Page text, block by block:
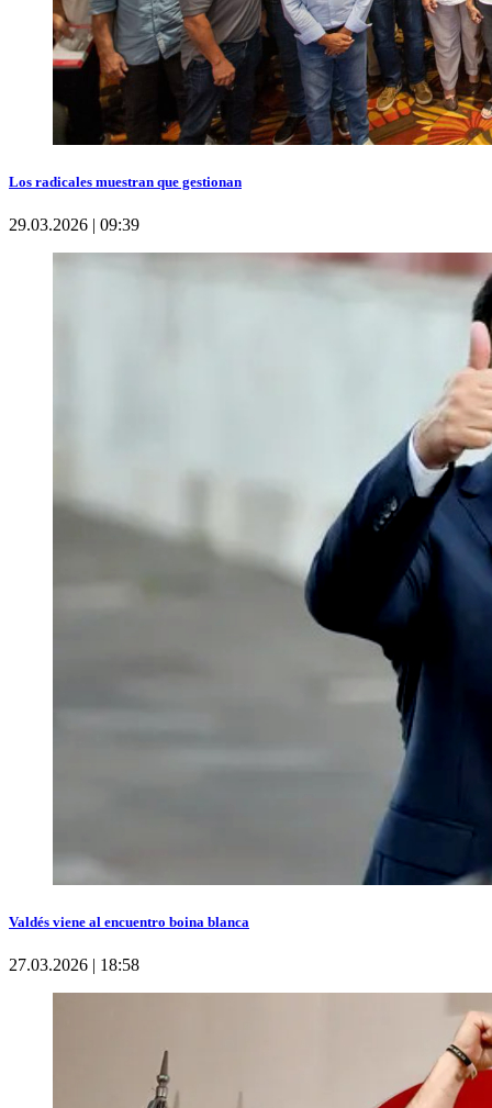
Los radicales muestran que gestionan
29.03.2026 | 09:39
Valdés viene al encuentro boina blanca
27.03.2026 | 18:58